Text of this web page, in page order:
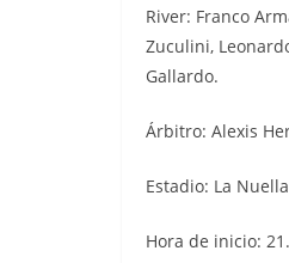
River: Franco
Zuculini,
Gallardo.
Árbitro: Alexis
Estadio: La
Hora de inicio: